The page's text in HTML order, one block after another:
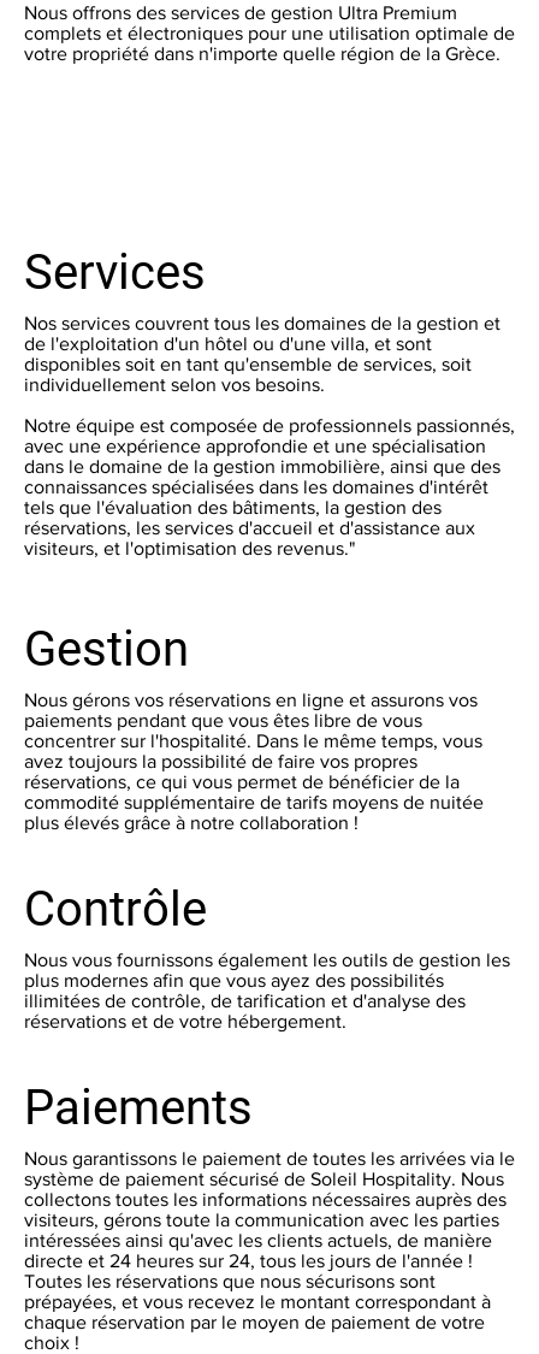
Nous offrons des services de gestion Ultra Premium
complets et électroniques pour une utilisation optimale de
votre propriété dans n'importe quelle région de la Grèce.
Services
Nos services couvrent tous les domaines de la gestion et
de l'exploitation d'un hôtel ou d'une villa, et sont
disponibles soit en tant qu'ensemble de services, soit
individuellement selon vos besoins.
Notre équipe est composée de professionnels passionnés,
avec une expérience approfondie et une spécialisation
dans le domaine de la gestion immobilière, ainsi que des
connaissances spécialisées dans les domaines d'intérêt
tels que l'évaluation des bâtiments, la gestion des
réservations, les services d'accueil et d'assistance aux
visiteurs, et l'optimisation des revenus."
Nous gérons vos réservations en ligne et assurons vos
paiements pendant que vous êtes libre de vous
concentrer sur l'hospitalité. Dans le même temps, vous
avez toujours la possibilité de faire vos propres
réservations, ce qui vous permet de bénéficier de la
commodité supplémentaire de tarifs moyens de nuitée
plus élevés grâce à notre collaboration !
Gestion
Nous vous fournissons également les outils de gestion les
plus modernes afin que vous ayez des possibilités
illimitées de contrôle, de tarification et d'analyse des
réservations et de votre hébergement.
Contrôle
Nous garantissons le paiement de toutes les arrivées via le
système de paiement sécurisé de Soleil Hospitality. Nous
collectons toutes les informations nécessaires auprès des
visiteurs, gérons toute la communication avec les parties
intéressées ainsi qu'avec les clients actuels, de manière
directe et 24 heures sur 24, tous les jours de l'année !
Toutes les réservations que nous sécurisons sont
prépayées, et vous recevez le montant correspondant à
chaque réservation par le moyen de paiement de votre
choix !
Paiements